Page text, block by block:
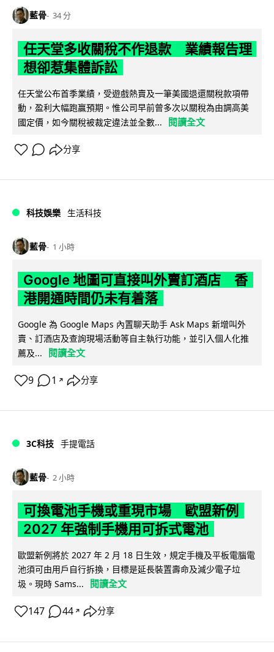
藍骨 34 分
任天堂多收關稅不作退款 業績報告理
想卻惹集體訴訟
任天堂公布首季業績，受遊戲熱賣及一筆美國退還關稅款項帶
動，盈利大幅跑贏預期。惟公司早前曾多次以關稅為由調高美
國定價，如今關稅被裁定違法並全數...
閱讀全文
分享
科技娛樂 生活科技
藍骨 1 小時
Google 地圖可直接叫外賣訂酒店 香
港開通時間仍未有着落
Google 為 Google Maps 內置聊天助手 Ask Maps 新增叫外
賣、訂酒店及查詢現場活動等自主執行功能，並引入個人化推
薦及...
閱讀全文
9 1 ↗ 分享
3C科技 手提電話
藍骨 2 小時
可換電池手機或重現市場 歐盟新例
2027 年強制手機用可拆式電池
歐盟新例將於 2027 年 2 月 18 日生效，規定手機及平板電腦電
池須可由用戶自行拆換，目標是延長裝置壽命及減少電子垃
圾。現時 Sams...
閱讀全文
147 44 ↗ 分享